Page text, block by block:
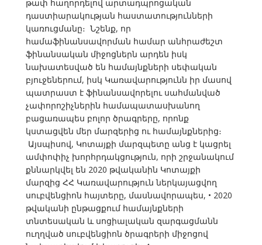
թափ հաղորդելով արտադպրոցական
դաստիարակության հաստատությունների
կառուցմանը։ Նշենք, որ
համաֆինանսավորման համար անհրաժեշտ
ֆինանսական միջոցներն արդեն իսկ
նախատեսված են համայնքների սեփական
բյուջեներում, իսկ Կառավարությունն իր մասով
պատրաստ է ֆինանսավորելու սահմանված
չափորոշիչներին համապատասխանող
բացառապես բոլոր ծրագրերը, որոնք
կստացվեն մեր մարզերից ու համայնքներից։
Այսպիսով, Կոտայքի մարզպետը անց է կացրել
ամփոփիչ խորհրդակցություն, որի շրջանակում
քննարկվել են 2020 թվականին Կոտայքի
մարզից ՀՀ Կառավարություն ներկայացվող
սուբվենցիոն հայտերը, մասնավորապես, • 2020
թվականի ընթացքում համայնքների
տնտեսական և սոցիալական զարգացմանն
ուղղված սուբվենցիոն ծրագրերի միջոցով